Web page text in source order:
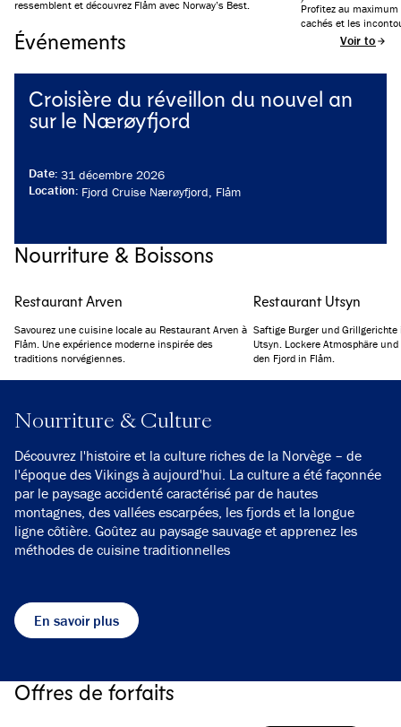
ressemblent et découvrez Flåm avec Norway’s Best.
Profitez au maximum
cachés et les
Événements Voir tous
Croisière du réveillon du nouvel an
sur le Nærøyfjord
Date: 31 décembre 2026
Location: Fjord Cruise Nærøyfjord, Flåm
Nourriture & Boissons
Restaurant Arven
Savourez une cuisine locale au Restaurant Arven à
Flåm. Une expérience moderne inspirée des
traditions norvégiennes.
Restaurant Utsyn
Saftige Burger und
Utsyn. Lockere Atmosphäre
den Fjord in Flåm.
Nourriture & Culture
Découvrez l'histoire et la culture riches de la Norvège – de
l'époque des Vikings à aujourd'hui. La culture a été façonnée
par le paysage accidenté caractérisé par de hautes
montagnes, des vallées escarpées, les fjords et la longue
ligne côtière. Goûtez au paysage sauvage et apprenez les
méthodes de cuisine traditionnelles
En savoir plus
Offres de forfaits